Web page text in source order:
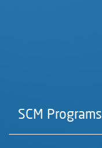
SCM Programs